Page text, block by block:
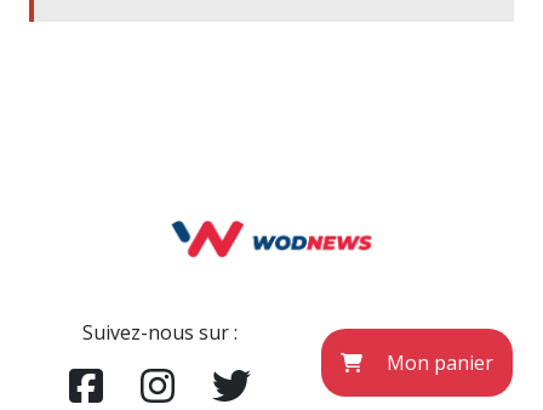
Suivez-nous sur :
Mon panier